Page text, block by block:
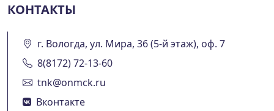
КОНТАКТЫ
г. Вологда, ул. Мира, 36 (5-й этаж), оф. 7
8(8172) 72-13-60
tnk@onmck.ru
Вконтакте